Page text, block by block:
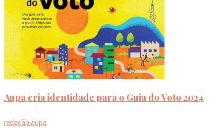
Aupa cria identidade para o Guia do Voto 2024
redação aupa